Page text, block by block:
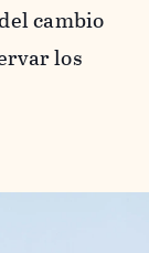
cambio
los